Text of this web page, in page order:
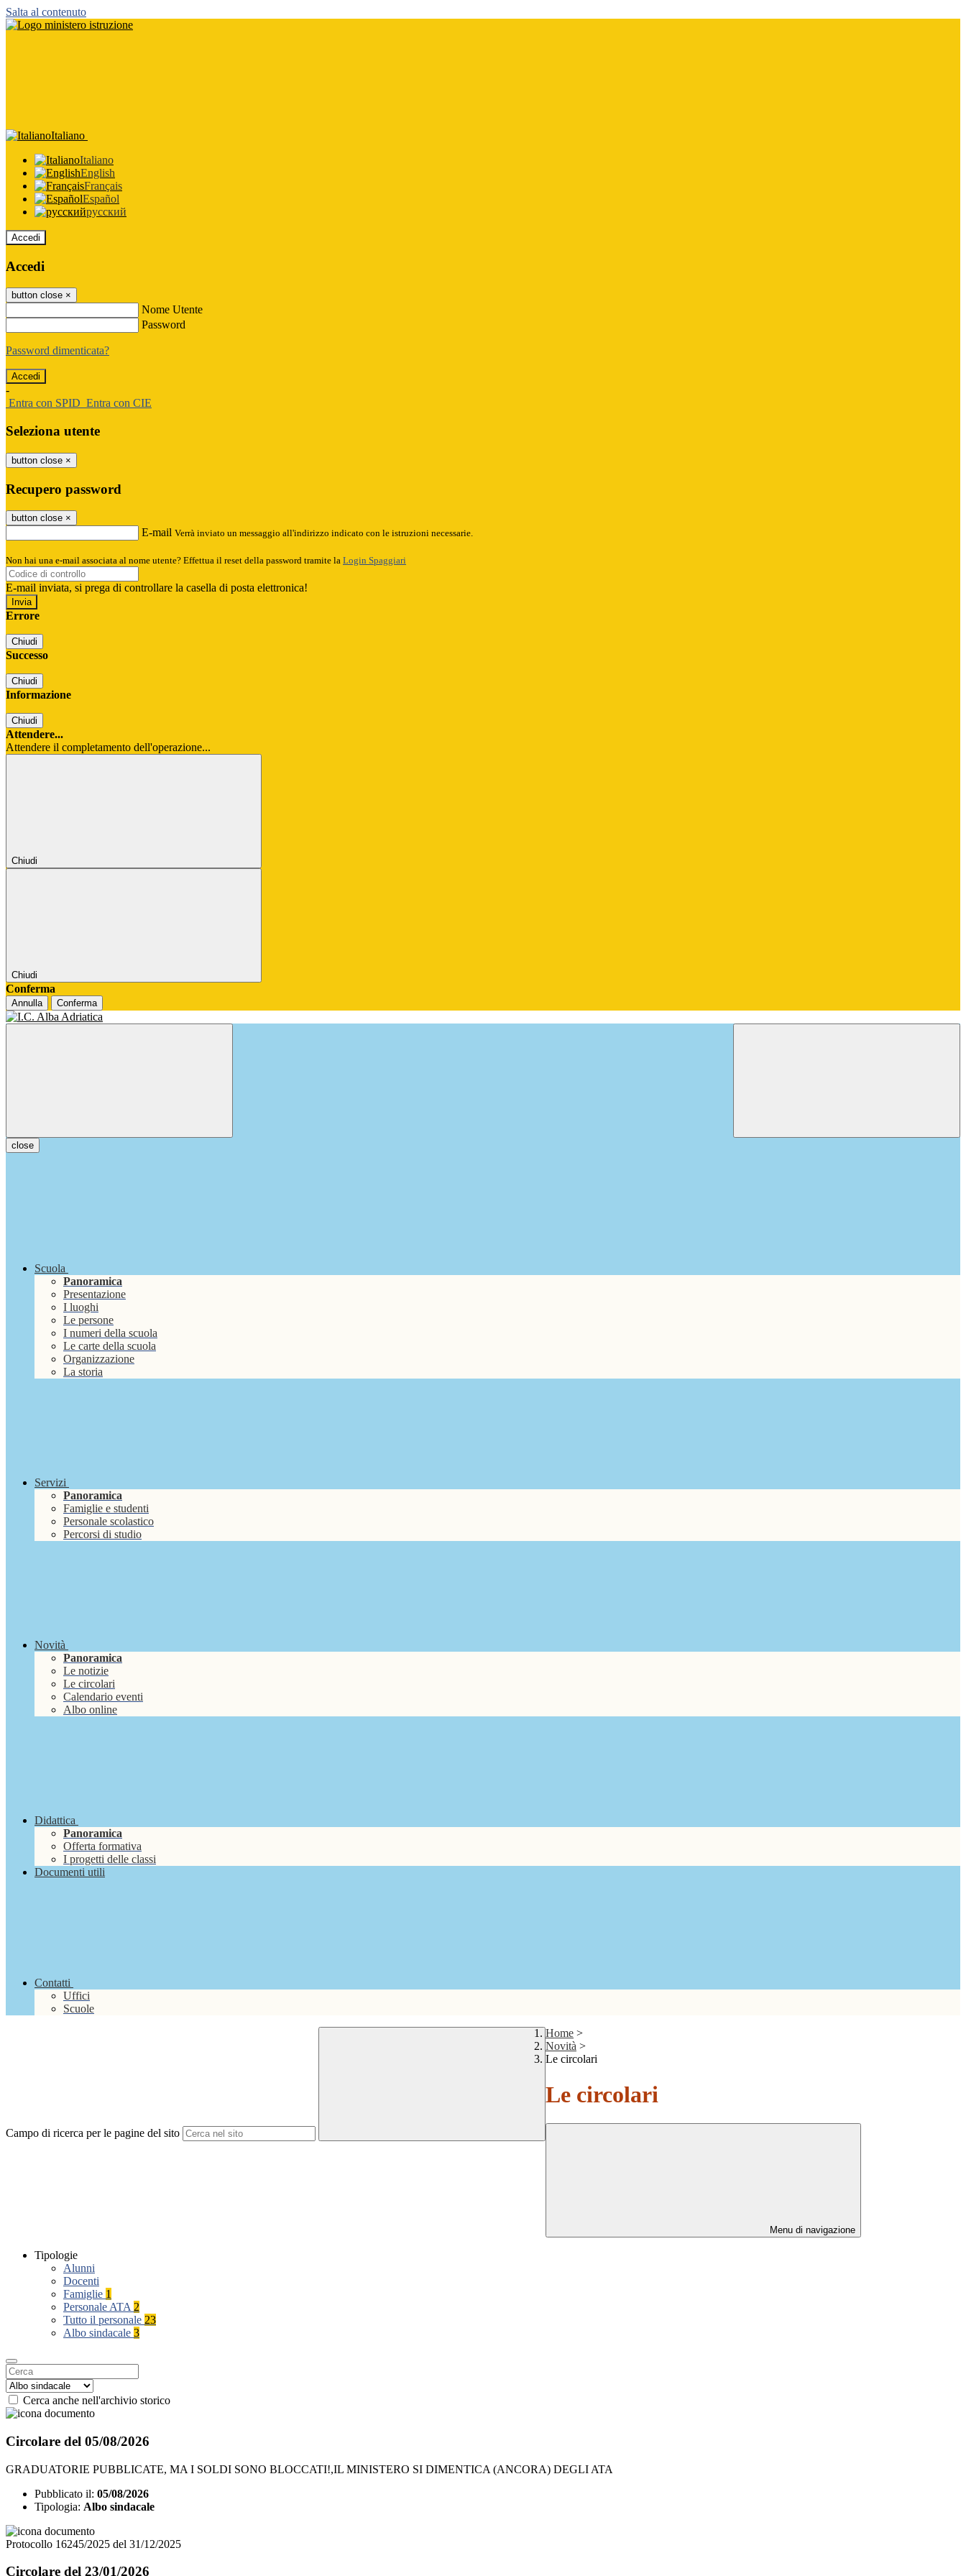
Salta al contenuto
Italiano
Italiano
English
Français
Español
русский
Accedi
Accedi
button close ×
Nome Utente
Password
Password dimenticata?
-
Entra con SPID Entra con CIE
Seleziona utente
button close ×
Recupero password
button close ×
E-mail Verrà inviato un messaggio all'indirizzo indicato con le istruzioni necessarie.
Non hai una e-mail associata al nome utente? Effettua il reset della password tramite la Login Spaggiari
E-mail inviata, si prega di controllare la casella di posta elettronica!
Errore
Chiudi
Successo
Chiudi
Informazione
Chiudi
Attendere...
Attendere il completamento dell'operazione...
Chiudi
Chiudi
Conferma
Annulla Conferma
close
Scuola
Panoramica
Presentazione
I luoghi
Le persone
I numeri della scuola
Le carte della scuola
Organizzazione
La storia
Servizi
Panoramica
Famiglie e studenti
Personale scolastico
Percorsi di studio
Novità
Panoramica
Le notizie
Le circolari
Calendario eventi
Albo online
Didattica
Panoramica
Offerta formativa
I progetti delle classi
Documenti utili
Contatti
Uffici
Scuole
Campo di ricerca per le pagine del sito
Home >
Novità >
Le circolari
Le circolari
Menu di navigazione
Tipologie
Alunni
Docenti
Famiglie 1
Personale ATA 2
Tutto il personale 23
Albo sindacale 3
Cerca anche nell'archivio storico
Circolare del 05/08/2026
GRADUATORIE PUBBLICATE, MA I SOLDI SONO BLOCCATI!,IL MINISTERO SI DIMENTICA (ANCORA) DEGLI ATA
Pubblicato il: 05/08/2026
Tipologia: Albo sindacale
Protocollo 16245/2025 del 31/12/2025
Circolare del 23/01/2026